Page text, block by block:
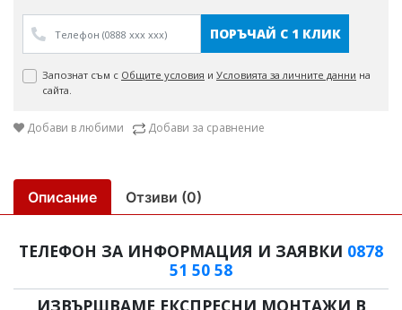
ПОРЪЧАЙ С 1 КЛИК
Запознат съм с Общите условия и Условията за личните данни на
сайта.
Добави в любими Добави за сравнение
Описание Отзиви (0)
ТЕЛЕФОН ЗА ИНФОРМАЦИЯ И ЗАЯВКИ 0878
51 50 58
ИЗВЪРШВАМЕ ЕКСПРЕСНИ МОНТАЖИ В